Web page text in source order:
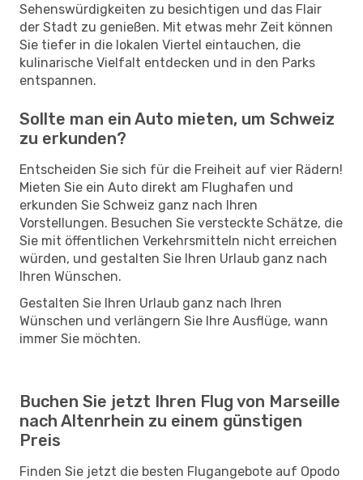
Sehenswürdigkeiten zu besichtigen und das Flair
der Stadt zu genießen. Mit etwas mehr Zeit können
Sie tiefer in die lokalen Viertel eintauchen, die
kulinarische Vielfalt entdecken und in den Parks
entspannen.
Sollte man ein Auto mieten, um Schweiz
zu erkunden?
Entscheiden Sie sich für die Freiheit auf vier Rädern!
Mieten Sie ein Auto direkt am Flughafen und
erkunden Sie Schweiz ganz nach Ihren
Vorstellungen. Besuchen Sie versteckte Schätze, die
Sie mit öffentlichen Verkehrsmitteln nicht erreichen
würden, und gestalten Sie Ihren Urlaub ganz nach
Ihren Wünschen.
Gestalten Sie Ihren Urlaub ganz nach Ihren
Wünschen und verlängern Sie Ihre Ausflüge, wann
immer Sie möchten.
Buchen Sie jetzt Ihren Flug von Marseille
nach Altenrhein zu einem günstigen
Preis
Finden Sie jetzt die besten Flugangebote auf Opodo